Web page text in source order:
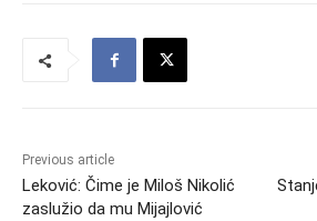
Previous article
Leković: Čime je Miloš Nikolić
zaslužio da mu Mijajlović